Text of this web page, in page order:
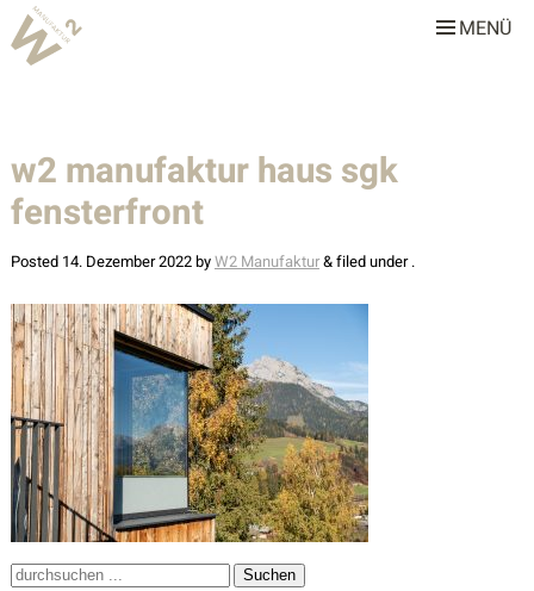
MENÜ
Leistungen
Team
Stellenangebote
Projekte
Alle
Gastronomie & Hotellerie
Gewerbe & Sonderbauten
Privathäuser
Wohnbau
w2 manufaktur haus sgk
fensterfront
Posted 14. Dezember 2022byW2 Manufaktur&filed under .
Suche